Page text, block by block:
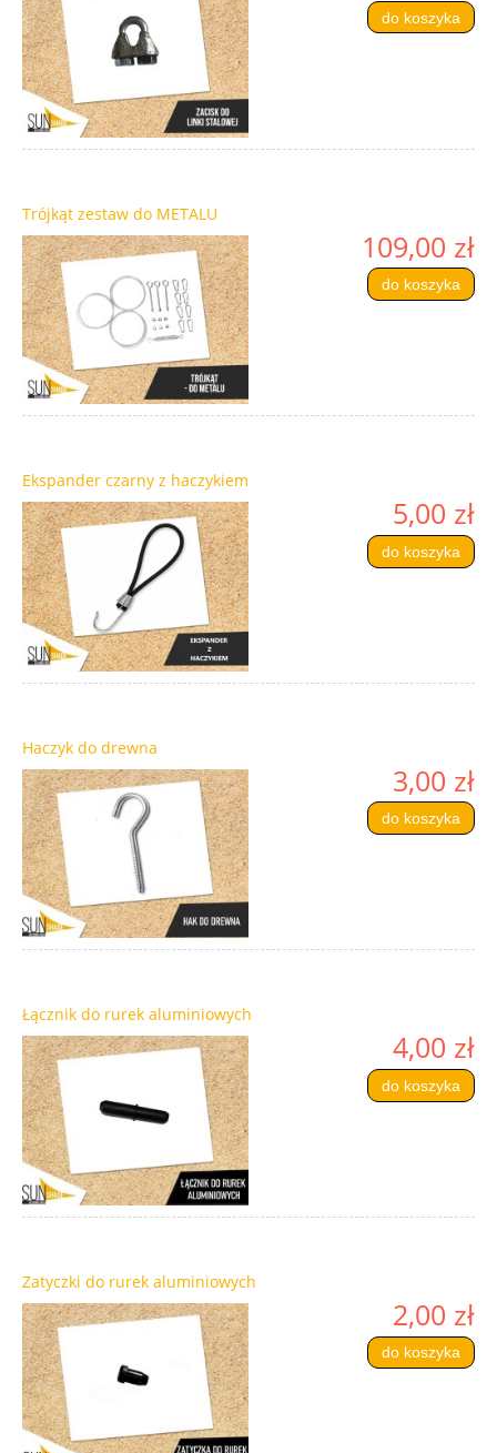
do koszyka
Trójkąt zestaw do METALU
109,00 zł
do koszyka
Ekspander czarny z haczykiem
5,00 zł
do koszyka
Haczyk do drewna
3,00 zł
do koszyka
Łącznik do rurek aluminiowych
4,00 zł
do koszyka
Zatyczki do rurek aluminiowych
2,00 zł
do koszyka